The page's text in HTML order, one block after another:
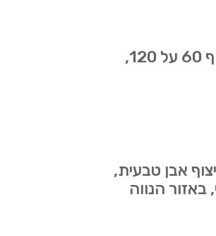
ריצוף 20 על 20, ריצוף 30/30, ריצוף 30/60, ריצוף 40*40, ריצוף 45 על 45, ריצוף 60 על 60, ריצוף 60 על 120,
אבן טבעית,
באזור הנווה